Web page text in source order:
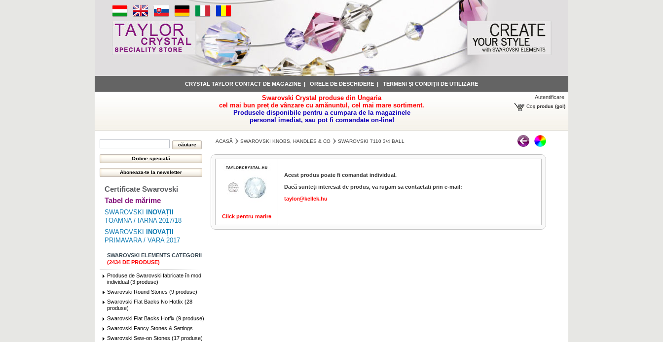
CRYSTAL TAYLOR CONTACT DE MAGAZINE | ORELE DE DESCHIDERE | TERMENI ȘI CONDIȚII DE UTILIZARE
Swarovski Crystal produse din Ungaria
cel mai bun preț de vânzare cu amănuntul, cel mai mare sortiment.
Produsele disponibile pentru a cumpara de la magazinele
personal imediat, sau pot fi comandate on-line!
Autentificare
Coş produs (gol)
Certificate Swarovski
Tabel de mărime
SWAROVSKI
INOVAȚII
TOAMNA / IARNA 2017/18
SWAROVSKI
INOVAȚII
PRIMAVARA / VARA 2017
SWAROVSKI ELEMENTS CATEGORII
(2434 DE PRODUSE)
Produse de Swarovski fabricate în mod
individual (3 produse)
Swarovski Round Stones (9 produse)
Swarovski Flat Backs No Hotfix (28
produse)
Swarovski Flat Backs Hotfix (9 produse)
Swarovski Fancy Stones & Settings
Swarovski Sew-on Stones (17 produse)
ACASĂ SWAROVSKI KNOBS, HANDLES & CO SWAROVSKI 7110 3/4 BALL
Click pentru marire
Acest produs poate fi comandat individual.
Dacă sunteți interesat de produs, va rugam sa contactati prin e-mail:
taylor@kellek.hu